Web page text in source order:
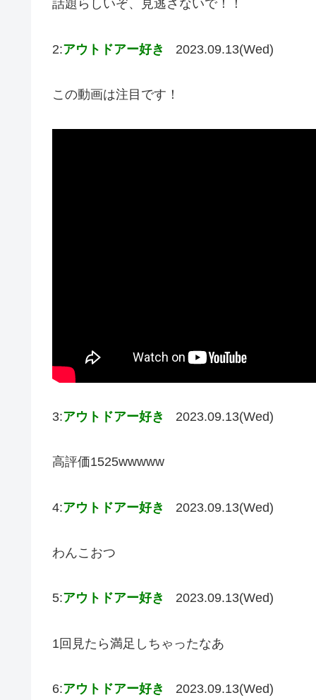
話題らしいぞ、見逃さないで！！
2:アウトドアー好き 2023.09.13(Wed)
この動画は注目です！
3:アウトドアー好き 2023.09.13(Wed)
高評価1525wwwww
4:アウトドアー好き 2023.09.13(Wed)
わんこおつ
5:アウトドアー好き 2023.09.13(Wed)
1回見たら満足しちゃったなあ
6:アウトドアー好き 2023.09.13(Wed)